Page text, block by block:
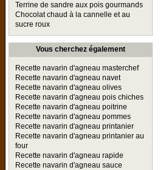
Terrine de sandre aux pois gourmands
Chocolat chaud à la cannelle et au
sucre roux
Vous cherchez également
Recette navarin d'agneau masterchef
Recette navarin d'agneau navet
Recette navarin d'agneau olives
Recette navarin d'agneau pois chiches
Recette navarin d'agneau poitrine
Recette navarin d'agneau pommes
Recette navarin d'agneau printanier
Recette navarin d'agneau printanier au
four
Recette navarin d'agneau rapide
Recette navarin d'agneau sauce